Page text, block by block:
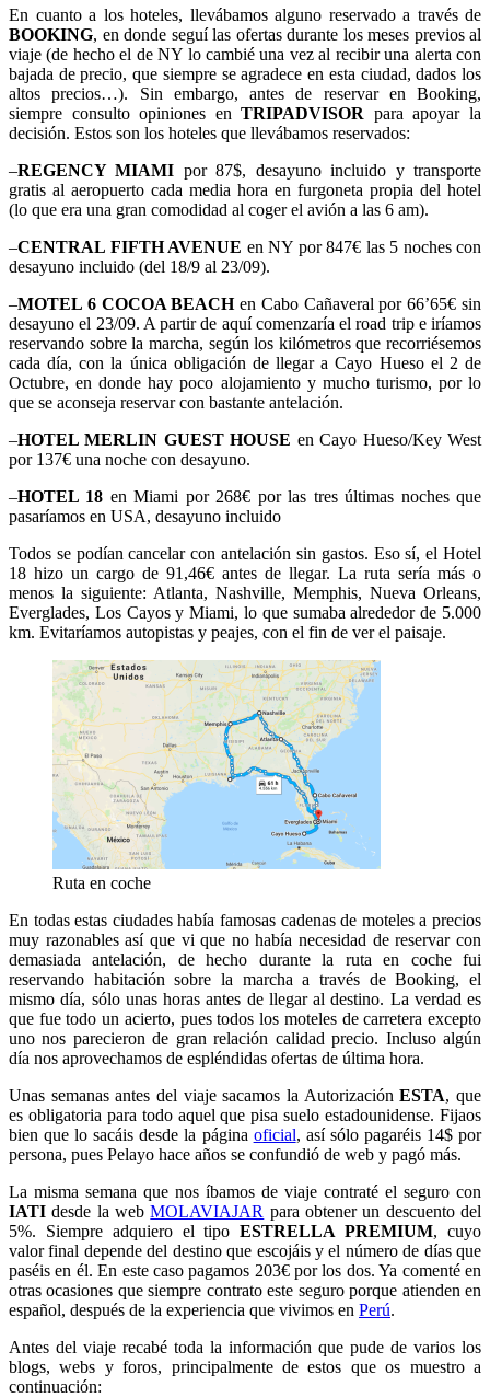
En cuanto a los hoteles, llevábamos alguno reservado a través de
BOOKING, en donde seguí las ofertas durante los meses previos al
viaje (de hecho el de NY lo cambié una vez al recibir una alerta con
bajada de precio, que siempre se agradece en esta ciudad, dados los
altos precios…). Sin embargo, antes de reservar en Booking,
siempre consulto opiniones enTRIPADVISOR para apoyar la
decisión. Estos son los hoteles que llevábamos reservados:
–REGENCY MIAMI por 87$, desayuno incluido y transporte
gratis al aeropuerto cada media hora en furgoneta propia del hotel
(lo que era una gran comodidad al coger el avión a las 6 am).
–CENTRAL FIFTH AVENUE en NY por 847€ las 5 noches con
desayuno incluido (del 18/9 al 23/09).
–MOTEL 6 COCOA BEACHen Cabo Cañaveral por 66’65€ sin
desayuno el 23/09. A partir de aquí comenzaría el road trip e iríamos
reservando sobre la marcha, según los kilómetros que recorriésemos
cada día, con la única obligación de llegar a Cayo Hueso el 2 de
Octubre, en donde hay poco alojamiento y mucho turismo, por lo
que se aconseja reservar con bastante antelación.
–HOTEL MERLIN GUEST HOUSE en Cayo Hueso/Key West
por 137€ una noche con desayuno.
–HOTEL 18 en Miami por 268€ por las tres últimas noches que
pasaríamos en USA, desayuno incluido
Todos se podían cancelar con antelación sin gastos. Eso sí, el Hotel
18 hizo un cargo de 91,46€ antes de llegar. La ruta sería más o
menos la siguiente: Atlanta, Nashville, Memphis, Nueva Orleans,
Everglades, Los Cayos y Miami, lo que sumaba alrededor de 5.000
km. Evitaríamos autopistas y peajes, con el fin de ver el paisaje.
Ruta en coche
En todas estas ciudades había famosas cadenas de moteles a precios
muy razonables así que vi que no había necesidad de reservar con
demasiada antelación, de hecho durante la ruta en coche fui
reservando habitación sobre la marcha a través de Booking, el
mismo día, sólo unas horas antes de llegar al destino. La verdad es
que fue todo un acierto, pues todos los moteles de carretera excepto
uno nos parecieron de gran relación calidad precio. Incluso algún
día nos aprovechamos de espléndidas ofertas de última hora.
Unas semanas antes del viaje sacamos la AutorizaciónESTA, que
es obligatoria para todo aquel que pisa suelo estadounidense. Fijaos
bien que lo sacáis desde la página oficial, así sólo pagaréis 14$ por
persona, pues Pelayo hace años se confundió de web y pagó más.
La misma semana que nos íbamos de viaje contraté el seguro con
IATI desde la webMOLAVIAJAR para obtener un descuento del
5%. Siempre adquiero el tipoESTRELLA PREMIUM, cuyo
valor final depende del destino que escojáis y el número de días que
paséis en él. En este caso pagamos 203€ por los dos. Ya comenté en
otras ocasiones que siempre contrato este seguro porque atienden en
español, después de la experiencia que vivimos en Perú.
Antes del viaje recabé toda la información que pude de varios los
blogs, webs y foros, principalmente de estos que os muestro a
continuación: